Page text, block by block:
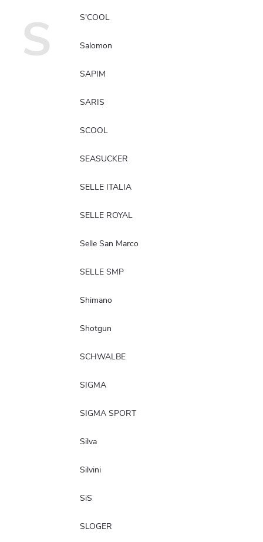
S S'COOL
Salomon
SAPIM
SARIS
SCOOL
SEASUCKER
SELLE ITALIA
SELLE ROYAL
Selle San Marco
SELLE SMP
Shimano
Shotgun
SCHWALBE
SIGMA
SIGMA SPORT
Silva
Silvini
SiS
SLOGER
Reklamácie